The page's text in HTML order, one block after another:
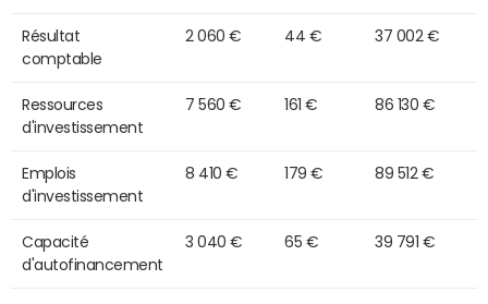
Résultat
comptable
2 060 € 44 € 37 002 €
Ressources
d'investissement
7 560 € 161 € 86 130 €
Emplois
d'investissement
8 410 € 179 € 89 512 €
Capacité
d'autofinancement
3 040 € 65 € 39 791 €